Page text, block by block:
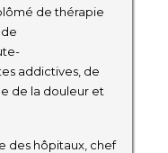
de thérapie
addictives, de
de la douleur et
des hôpitaux, chef